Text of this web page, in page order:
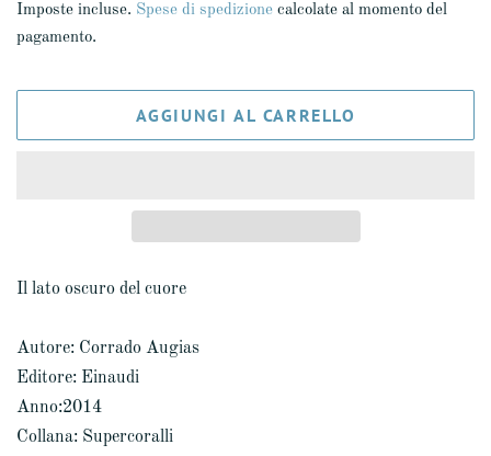
listino
Imposte incluse. Spese di spedizione calcolate al momento del
pagamento.
AGGIUNGI AL CARRELLO
Il lato oscuro del cuore
Autore: Corrado Augias
Editore: Einaudi
Anno:2014
Collana: Supercoralli